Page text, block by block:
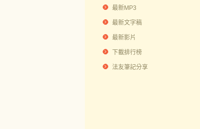
最新MP3
最新文字稿
最新影片
下載排行榜
法友筆記分享